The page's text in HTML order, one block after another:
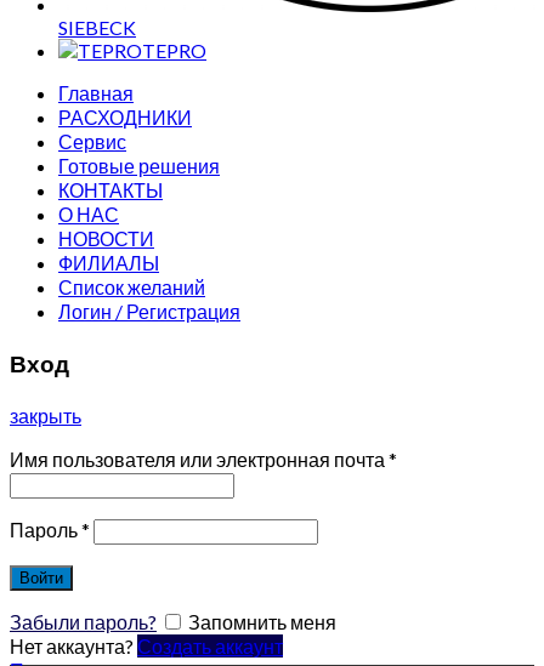
SIEBECK
TEPRO
Главная
РАСХОДНИКИ
Сервис
Готовые решения
КОНТАКТЫ
О НАС
НОВОСТИ
ФИЛИАЛЫ
Список желаний
Логин / Регистрация
Вход
закрыть
Имя пользователя или электронная почта *
Пароль*
Войти
Забыли пароль?
Запомнить меня
Нет аккаунта? Создать аккаунт